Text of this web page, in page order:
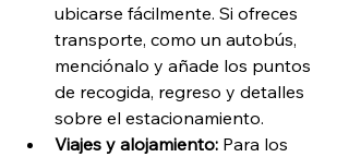
ubicarse fácilmente. Si ofreces
transporte, como un autobús,
menciónalo y añade los puntos
de recogida, regreso y detalles
sobre el estacionamiento.
Viajes y alojamiento: Para los